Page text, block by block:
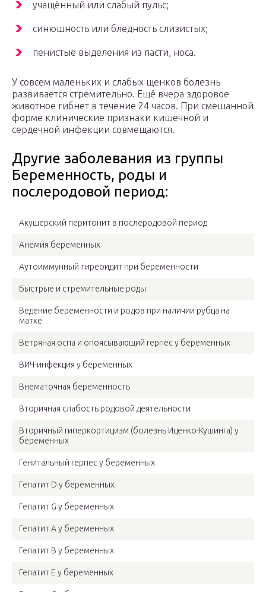
учащённый или слабый пульс;
синюшность или бледность слизистых;
пенистые выделения из пасти, носа.
У совсем маленьких и слабых щенков болезнь
развивается стремительно. Ещё вчера здоровое
животное гибнет в течение 24 часов. При смешанной
форме клинические признаки кишечной и
сердечной инфекции совмещаются.
Другие заболевания из группы
Беременность, роды и
послеродовой период:
Акушерский перитонит в послеродовой период
Анемия беременных
Аутоиммунный тиреоидит при беременности
Быстрые и стремительные роды
Ведение беременности и родов при наличии рубца на
матке
Ветряная оспа и опоясывающий герпес у беременных
ВИЧ-инфекция у беременных
Внематочная беременность
Вторичная слабость родовой деятельности
Вторичный гиперкортицизм (болезнь Иценко-Кушинга) у
беременных
Генитальный герпес у беременных
Гепатит D у беременных
Гепатит G у беременных
Гепатит А у беременных
Гепатит В у беременных
Гепатит Е у беременных